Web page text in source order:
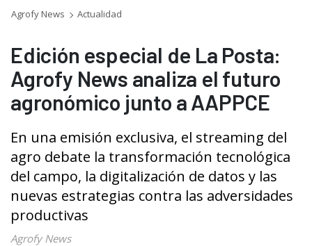
Agrofy News Actualidad
Edición especial de La Posta:
Agrofy News analiza el futuro
agronómico junto a AAPPCE
En una emisión exclusiva, el streaming del
agro debate la transformación tecnológica
del campo, la digitalización de datos y las
nuevas estrategias contra las adversidades
productivas
Agrofy News